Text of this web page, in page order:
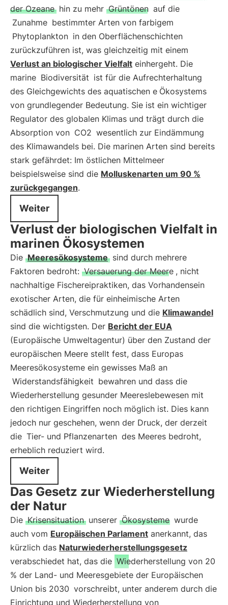
der Ozeane hin zu mehr Grüntönen auf die
Zunahme bestimmter Arten von farbigem
Phytoplankton in den Oberflächenschichten
zurückzuführen ist, was gleichzeitig mit einem
Verlust an biologischer Vielfalt einhergeht. Die
marine Biodiversität ist für die Aufrechterhaltung
des Gleichgewichts des aquatischen e Ökosystems
von grundlegender Bedeutung. Sie ist ein wichtiger
Regulator des globalen Klimas und trägt durch die
Absorption von CO2 wesentlich zur Eindämmung
des Klimawandels bei. Die marinen Arten sind bereits
stark gefährdet: Im östlichen Mittelmeer
beispielsweise sind die Molluskenarten um 90 %
zurückgegangen.
Weiter
Verlust der biologischen Vielfalt in
marinen Ökosystemen
Die Meeresökosysteme sind durch mehrere
Faktoren bedroht: Versauerung der Meere , nicht
nachhaltige Fischereipraktiken, das Vorhandensein
exotischer Arten, die für einheimische Arten
schädlich sind, Verschmutzung und die Klimawandel
sind die wichtigsten. Der Bericht der EUA
(Europäische Umweltagentur) über den Zustand der
europäischen Meere stellt fest, dass Europas
Meeresökosysteme ein gewisses Maß an
Widerstandsfähigkeit bewahren und dass die
Wiederherstellung gesunder Meereslebewesen mit
den richtigen Eingriffen noch möglich ist. Dies kann
jedoch nur geschehen, wenn der Druck, der derzeit
die Tier- und Pflanzenarten des Meeres bedroht,
erheblich reduziert wird.
Weiter
Das Gesetz zur Wiederherstellung
der Natur
Die Krisensituation unserer Ökosysteme wurde
auch vom Europäischen Parlament anerkannt, das
kürzlich das Naturwiederherstellungsgesetz
verabschiedet hat, das die Wiederherstellung von 20
% der Land- und Meeresgebiete der Europäischen
Union bis 2030 vorschreibt, unter anderem durch die
Einrichtung und Wiederherstellung von